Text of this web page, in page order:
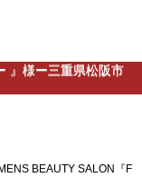
』様ー三重県松阪市
BEAUTY SALON『F